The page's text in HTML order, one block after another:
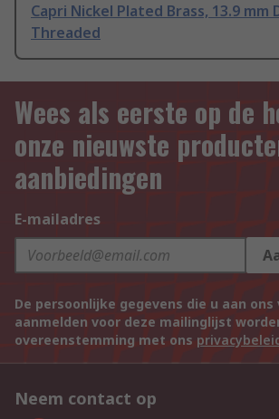
Capri Nickel Plated Brass, 13.9 mm
Threaded
Wees als eerste op de
onze nieuwste
aanbiedingen
E-mailadres
De persoonlijke gegevens die u aan
aanmelden voor deze mailinglijst
overeenstemming met ons
Neem contact op